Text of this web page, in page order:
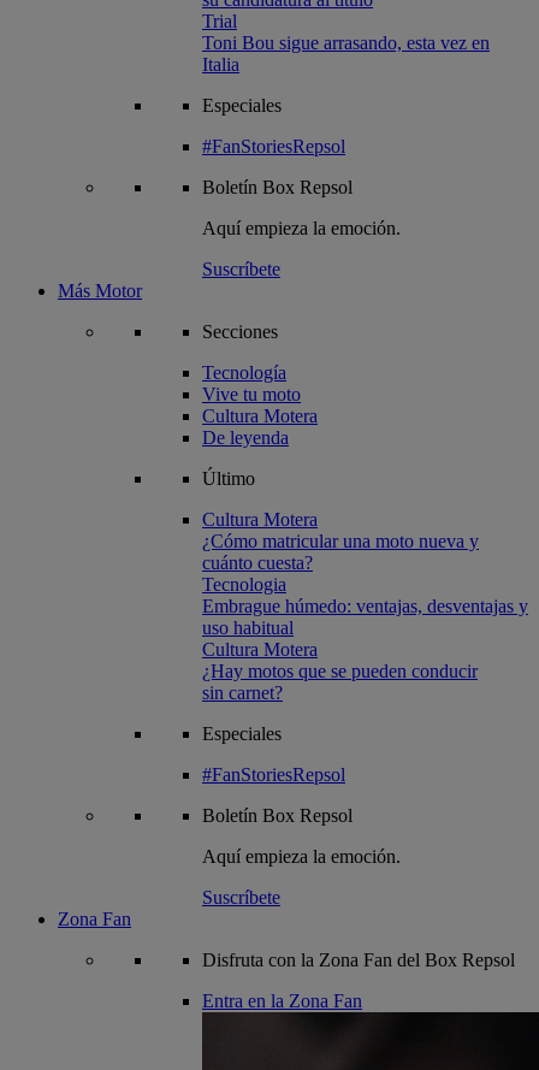
Trial
Toni Bou sigue arrasando, esta vez en
Italia
Especiales
#FanStoriesRepsol
Boletín Box Repsol
Aquí empieza la emoción.
Suscríbete
Más Motor
Secciones
Tecnología
Vive tu moto
Cultura Motera
De leyenda
Último
Cultura Motera
¿Cómo matricular una moto nueva y
cuánto cuesta?
Tecnologia
Embrague húmedo: ventajas, desventajas y
uso habitual
Cultura Motera
¿Hay motos que se pueden conducir
sin carnet?
Especiales
#FanStoriesRepsol
Boletín Box Repsol
Aquí empieza la emoción.
Suscríbete
Zona Fan
Disfruta con la Zona Fan del Box Repsol
Entra en la Zona Fan